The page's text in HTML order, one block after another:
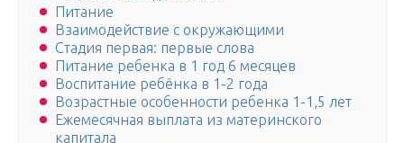
Питание
Взаимодействие с окружающими
Стадия первая: первые слова
Питание ребенка в 1 год 6 месяцев
Воспитание ребёнка в 1-2 года
Возрастные особенности ребенка 1-1,5 лет
Ежемесячная выплата из материнского
капитала